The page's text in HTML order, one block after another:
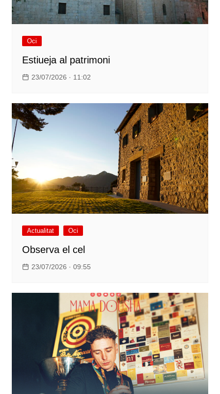
Oci
Estiueja al patrimoni
23/07/2026 · 11:02
Actualitat Oci
Observa el cel
23/07/2026 · 09:55